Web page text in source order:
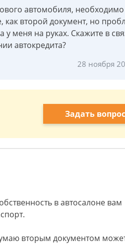
автомобиля, необходимо
как второй документ, но
меня на руках. Скажите в
автокредита?
28 ноября
Задать вопрос
в автосалоне вам
вторым документом